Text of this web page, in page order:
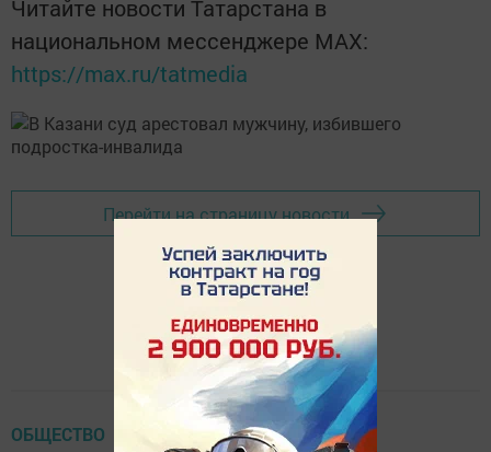
Читайте новости Татарстана в
национальном мессенджере MАХ:
https://max.ru/tatmedia
Перейти на страницу новости
ОБЩЕСТВО